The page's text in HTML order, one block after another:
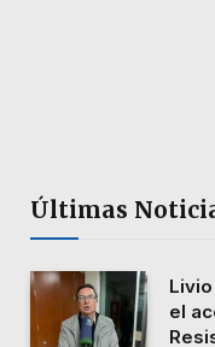
Últimas
el